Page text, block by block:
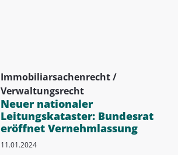
Immobiliarsachenrecht /
Verwaltungsrecht
Neuer nationaler
Leitungskataster: Bundesrat
eröffnet Vernehmlassung
11.01.2024